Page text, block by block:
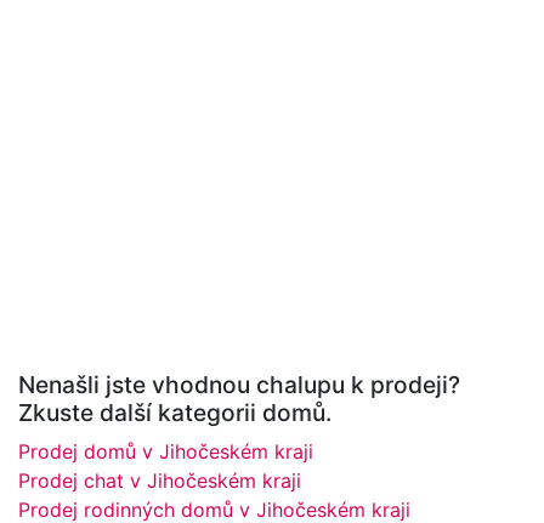
Nenašli jste vhodnou chalupu k prodeji?
Zkuste další kategorii domů.
Prodej domů v Jihočeském kraji
Prodej chat v Jihočeském kraji
Prodej rodinných domů v Jihočeském kraji